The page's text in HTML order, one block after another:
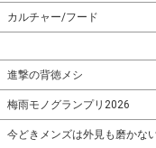
カルチャー/フード
進撃の背徳メシ
梅雨モノグランプリ2026
今どきメンズは外見も磨かな